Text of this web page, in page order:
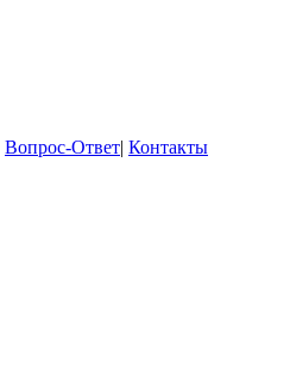
Вопрос-Ответ| Контакты